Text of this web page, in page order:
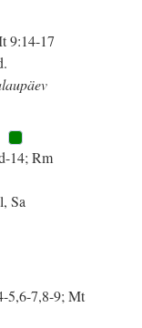
9:14-17
14; Rm
Sa
5,6-7,8-9; Mt